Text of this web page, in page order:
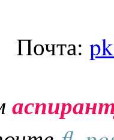
Почта: